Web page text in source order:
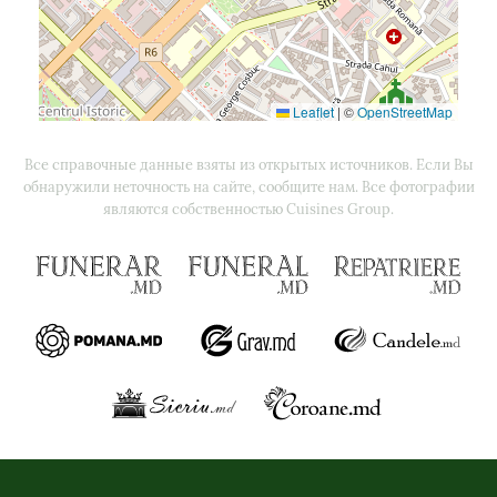
Leaflet | ©OpenStreetMap
Все справочные данные взяты из открытых источников. Если Вы
обнаружили неточность на сайте, сообщите нам. Все фотографии
являются собственностью Cuisines Group.